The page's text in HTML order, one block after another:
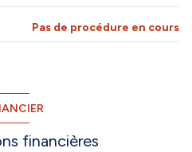
Pas de procédure en cours
financières